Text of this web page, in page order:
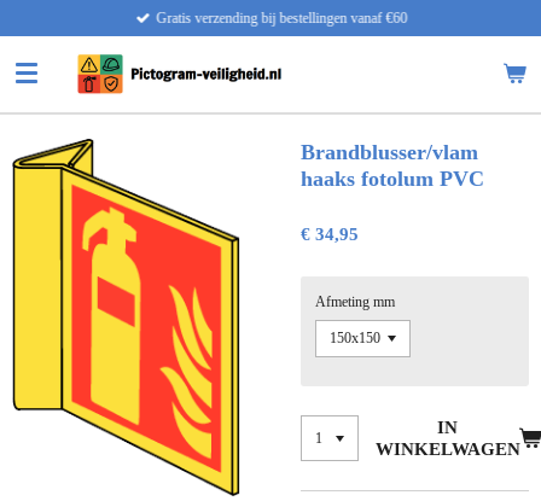
naar
de
hoofdinhoud
Gratis verzending bij bestellingen vanaf €60
Brandblusser/vlam
haaks fotolum PVC
€ 34,95
Afmeting mm
IN
WINKELWAGEN